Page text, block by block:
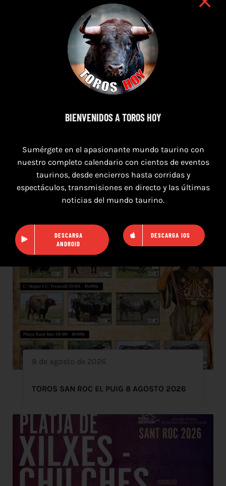
8 de agosto de 2026
8 de agosto de 2026
TOROS SAN ROC EL PUIG 8 AGOSTO 2026
BIENVENIDOS A TOROS HOY
Sumérgete en el apasionante mundo taurino con
nuestro completo calendario con cientos de eventos
taurinos, desde encierros hasta corridas y
espectáculos, transmisiones en directo y las últimas
noticias del mundo taurino.
DESCARGA
ANDROID
DESCARGA IOS